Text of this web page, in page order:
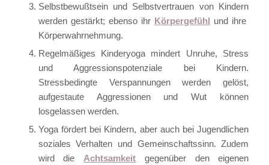
Selbstbewußtsein und Selbstvertrauen von Kindern
werden gestärkt; ebenso ihr Körpergefühl und ihre
Körperwahrnehmung.
Regelmäßiges Kinderyoga mindert Unruhe, Stress
und Aggressionspotenziale bei Kindern.
Stressbedingte Verspannungen werden gelöst,
aufgestaute Aggressionen und Wut können
losgelassen werden.
Yoga fördert bei Kindern, aber auch bei Jugendlichen
soziales Verhalten und Gemeinschaftssinn. Zudem
wird die Achtsamkeit gegenüber den eigenen